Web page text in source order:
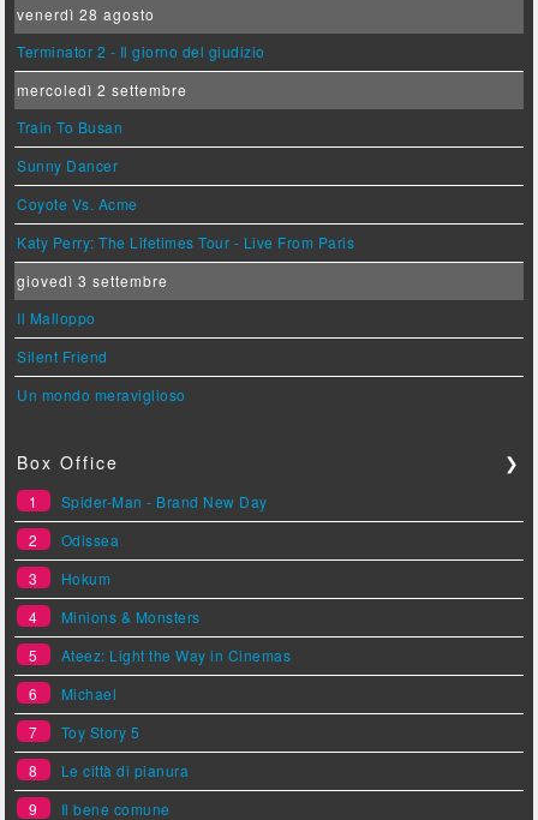
venerdì 28 agosto
Terminator 2 - Il giorno del giudizio
mercoledì 2 settembre
Train To Busan
Sunny Dancer
Coyote Vs. Acme
Katy Perry: The Lifetimes Tour - Live From Paris
giovedì 3 settembre
Il Malloppo
Silent Friend
Un mondo meraviglioso
Box Office ❯
1
Spider-Man - Brand New Day
2
Odissea
3
Hokum
4
Minions & Monsters
5
Ateez: Light the Way in Cinemas
6
Michael
7
Toy Story 5
8
Le città di pianura
9
Il bene comune